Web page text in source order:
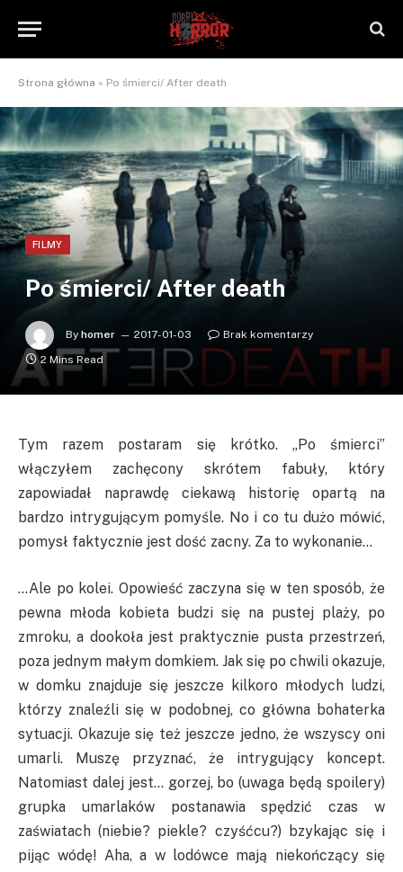
Strona główna » Po śmierci/ After death
FILMY
Po śmierci/ After death
By homer 2017-01-03
Brak komentarzy
2 Mins Read
Tym razem postaram się krótko. „Po śmierci”
włączyłem zachęcony skrótem fabuły, który
zapowiadał naprawdę ciekawą historię opartą na
bardzo intrygującym pomyśle. No i co tu dużo mówić,
pomysł faktycznie jest dość zacny. Za to wykonanie…
…Ale po kolei. Opowieść zaczyna się w ten sposób, że
pewna młoda kobieta budzi się na pustej plaży, po
zmroku, a dookoła jest praktycznie pusta przestrzeń,
poza jednym małym domkiem. Jak się po chwili okazuje,
w domku znajduje się jeszcze kilkoro młodych ludzi,
którzy znaleźli się w podobnej, co główna bohaterka
sytuacji. Okazuje się też jeszcze jedno, że wszyscy oni
umarli. Muszę przyznać, że intrygujący koncept.
Natomiast dalej jest… gorzej, bo (uwaga będą spoilery)
grupka umarlaków postanawia spędzić czas w
zaświatach (niebie? piekle? czyśćcu?) bzykając się i
pijąc wódę! Aha, a w lodówce mają niekończący się